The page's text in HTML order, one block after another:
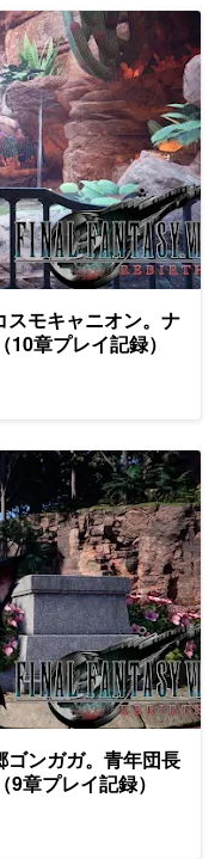
スモキャニオン。ナ
章プレイ記録）
ゴンガガ。青年団長
章プレイ記録）